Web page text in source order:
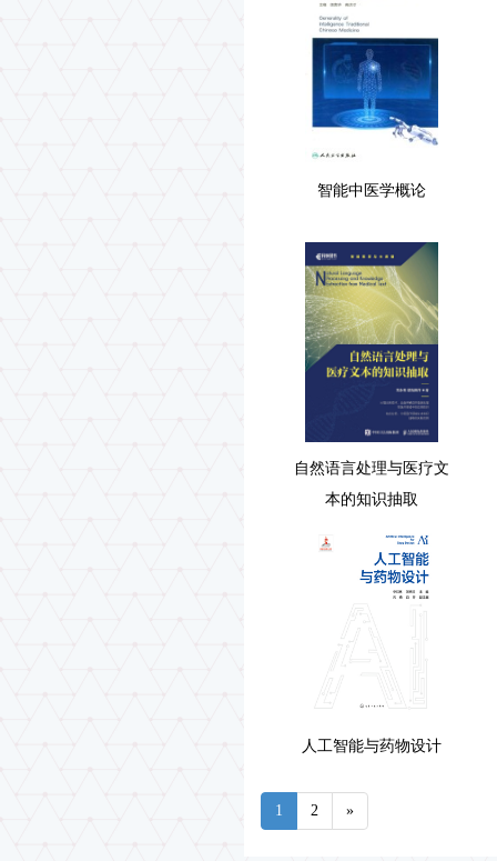
智能中医学概论
自然语言处理与医疗文
本的知识抽取
人工智能与药物设计
1 2 »